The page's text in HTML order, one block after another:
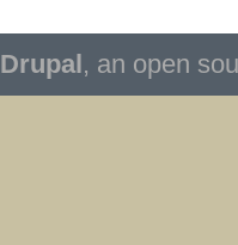
Drupal, an open